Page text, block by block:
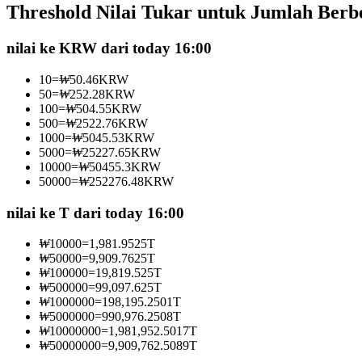
Kontrak berjangka menggunakan USDC sebagai jaminannya
Copy Trading
Bergabunglah dengan pedagang top
Threshold Nilai Tukar untuk Jumlah
nilai ke KRW dari today 16:00
10=₩50.46KRW
50=₩252.28KRW
100=₩504.55KRW
500=₩2522.76KRW
1000=₩5045.53KRW
5000=₩25227.65KRW
10000=₩50455.3KRW
50000=₩252276.48KRW
nilai ke T dari today 16:00
₩10000=1,981.9525T
₩50000=9,909.7625T
₩100000=19,819.525T
₩500000=99,097.625T
₩1000000=198,195.2501T
₩5000000=990,976.2508T
₩10000000=1,981,952.5017T
₩50000000=9,909,762.5089T